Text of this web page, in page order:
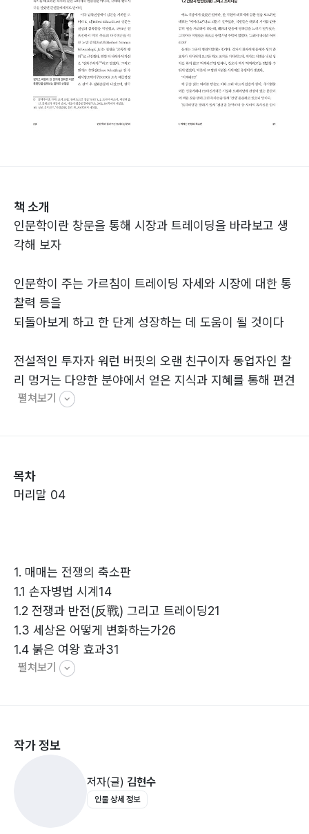
책 소개
인문학이란 창문을 통해 시장과 트레이딩을 바라보고 생
각해 보자
인문학이 주는 가르침이 트레이딩 자세와 시장에 대한 통
찰력 등을
되돌아보게 하고 한 단계 성장하는 데 도움이 될 것이다
전설적인 투자자 워런 버핏의 오랜 친구이자 동업자인 찰
리 멍거는 다양한 분야에서 얻은 지식과 지혜를 통해 편견
없는 눈으로 시장을 바라볼 것을 투자자들에게 주문한다.
데 도움이 될 것이다.
준한 자본 관리가 우리들을 시장에서 살아남게 할 것이고,
일단 살아남아야 그다음을 계획하고 준비할 수 있을 것이
다.
끝으로 뉴욕 양키스에서 포수로 활약한 요기 베라의 말을
잊지 말자.
펼쳐보기
목차
머리말 04
1. 매매는 전쟁의 축소판
1.1 손자병법 시계14
1.2 전쟁과 반전(反戰) 그리고 트레이딩21
1.3 세상은 어떻게 변화하는가26
1.4 붉은 여왕 효과31
1.5 세상은 꼭 질서정연하진 않다35
1.9 패러다임과 패러다임 변환54
펼쳐보기
작가 정보
저자(글) 김현수
인물 상세 정보